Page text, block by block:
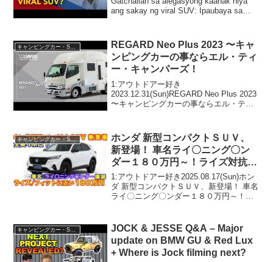
ang sakay ng viral SUV: Ipaubaya sa
REGARD Neo Plus 2023 〜キャ
ンピングカーの事ならエル・ティ
ー・キャンパーズ！
1:アウトドアー好き
2023.12.31(Sun)REGARD Neo Plus 2023
〜キャンピングカーの事ならエル・ティ
好き2023.12.31(Sun)この...
キャンピングカー・SUV人気車種
ホンダ 新型コンパクトＳＵＶ、
新登場！ 車名ライ〇ニング〇ン
ダー１８０万円～！ライズ対抗車
種
1:アウトドアー好き2025.08.17(Sun)ホン
ダ 新型コンパクトＳＵＶ、新登場！ 車名
ライ〇ニング〇ンダー１８０万円～！ラ
2025.08.17(Sun)この動画...
キャンピングカー・SUV人気車種
JOCK & JESSE Q&A – Major
update on BMW GU & Red Lux
+ Where is Jock filming next?